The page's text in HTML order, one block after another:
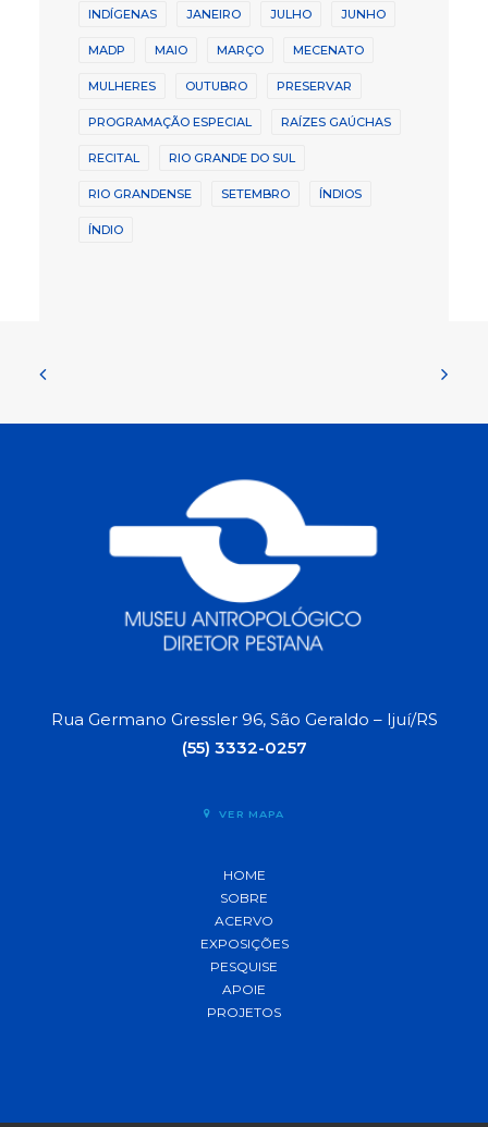
INDÍGENAS JANEIRO JULHO JUNHO
MADP MAIO MARÇO MECENATO
MULHERES OUTUBRO PRESERVAR
PROGRAMAÇÃO ESPECIAL RAÍZES GAÚCHAS
RECITAL RIO GRANDE DO SUL
RIO GRANDENSE SETEMBRO ÍNDIOS
ÍNDIO
Rua Germano Gressler 96, São Geraldo – Ijuí/RS
(55) 3332-0257
VER MAPA
HOME
SOBRE
ACERVO
EXPOSIÇÕES
PESQUISE
APOIE
PROJETOS